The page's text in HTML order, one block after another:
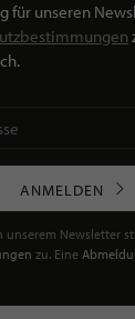
für unseren
ANMELDEN
Newsletter
zu. Eine